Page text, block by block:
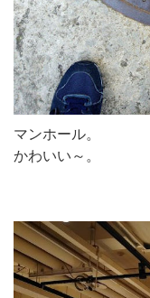
マンホール。
かわいい～。